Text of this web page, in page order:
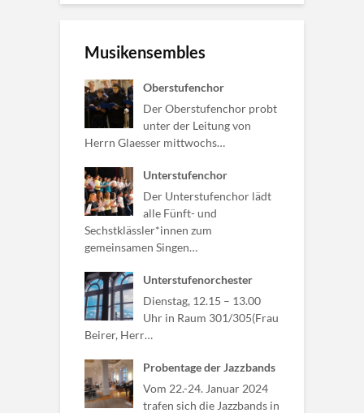
Musikensembles
Oberstufenchor
Der Oberstufenchor probt
unter der Leitung von
Herrn Glaesser mittwochs…
Unterstufenchor
Der Unterstufenchor lädt
alle Fünft- und
Sechstklässler*innen zum
gemeinsamen Singen…
Unterstufenorchester
Dienstag, 12.15 – 13.00
Uhr in Raum 301/305(Frau
Beirer, Herr…
Probentage der Jazzbands
Vom 22.-24. Januar 2024
trafen sich die Jazzbands in